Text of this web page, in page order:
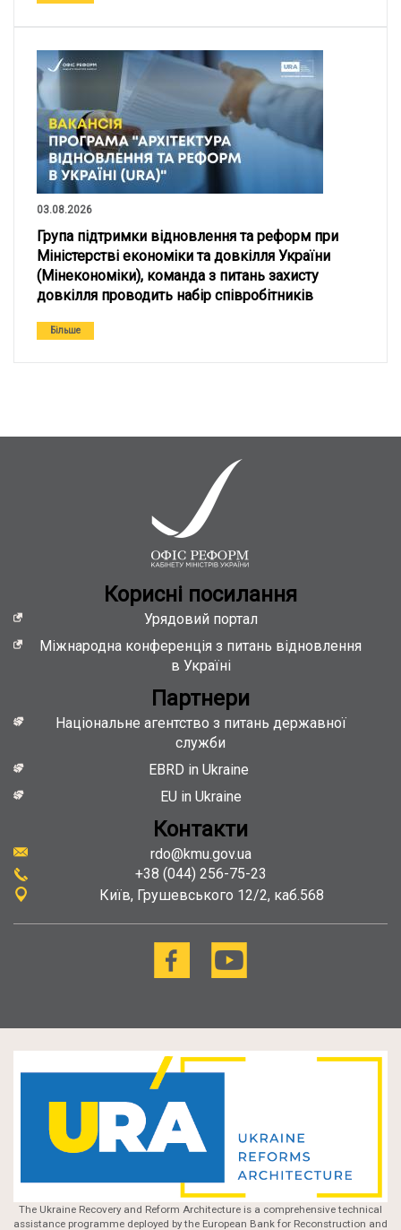
03.08.2026
Група підтримки відновлення та реформ при
Міністерстві економіки та довкілля України
(Мінекономіки), команда з питань захисту
довкілля проводить набір співробітників
Більше
Кориснi посилання
Урядовий портал
Міжнародна конференція з питань відновлення
в Україні
Партнери
Національне агентство з питань державної
служби
EBRD in Ukraine
EU in Ukraine
Контакти
rdo@kmu.gov.ua
+38 (044) 256-75-23
Київ Грушевського 12/2, каб.568
The Ukraine Recovery and Reform Architecture is a comprehensive technical
assistance programme deployed by the European Bank for Reconstruction and